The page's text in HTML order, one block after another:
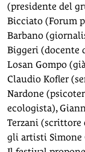
(presidente del
Bicciato (Forum
Barbano
Biggeri (docente
Losan Gompo
Claudio Kofler
Nardone
ecologista),
Terzani (scrittore
gli artisti Simone